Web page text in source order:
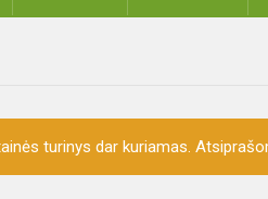
turinys dar kuriamas.